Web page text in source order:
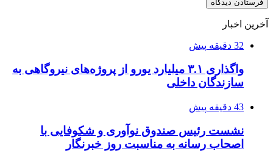
آخرین اخبار
32 دقیقه پیش
واگذاری ۳.۱ میلیارد یورو از پروژه‌های نیروگاهی به
سازندگان داخلی
43 دقیقه پیش
نشست رئیس صندوق نوآوری و شکوفایی با
اصحاب رسانه به مناسبت روز خبرنگار